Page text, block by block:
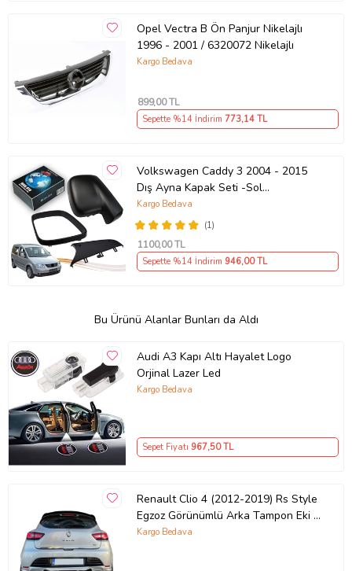
Opel Vectra B Ön Panjur Nikelajlı
1996 - 2001 / 6320072 Nikelajlı
Kargo Bedava
899,00 TL
Sepette %14 İndirim 773,14 TL
Volkswagen Caddy 3 2004 - 2015
Dış Ayna Kapak Seti -Sol
7E18575289 B9
(1)
Kargo Bedava
1100,00 TL
Sepette %14 İndirim 946,00 TL
Bu Ürünü Alanlar Bunları da Aldı
Audi A3 Kapı Altı Hayalet Logo
Orjinal Lazer Led
Kargo Bedava
Sepet Fiyatı 967,50 TL
Renault Clio 4 (2012-2019) Rs Style
Egzoz Görünümlü Arka Tampon Eki -
Difüzör (Plastik)
Kargo Bedava